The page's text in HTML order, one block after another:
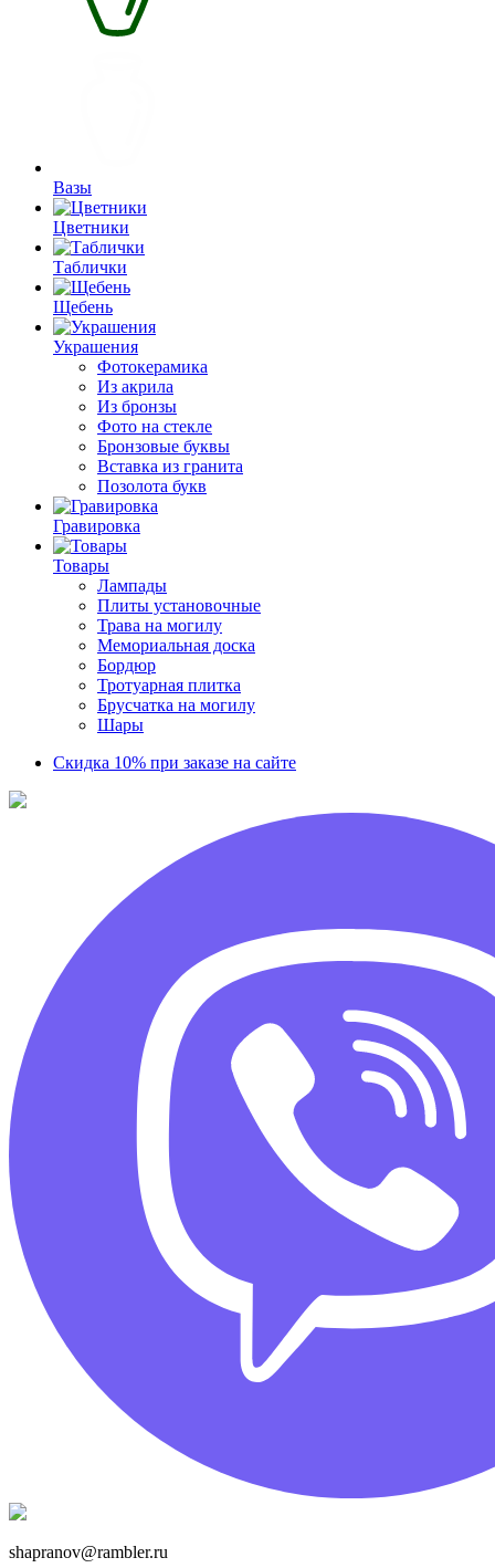
Вазы
Цветники
Таблички
Щебень
Украшения
Фотокерамика
Из акрила
Из бронзы
Фото на стекле
Бронзовые буквы
Вставка из гранита
Позолота букв
Гравировка
Товары
Лампады
Плиты установочные
Трава на могилу
Мемориальная доска
Бордюр
Тротуарная плитка
Брусчатка на могилу
Шары
Скидка 10% при заказе на сайте
shapranov@rambler.ru